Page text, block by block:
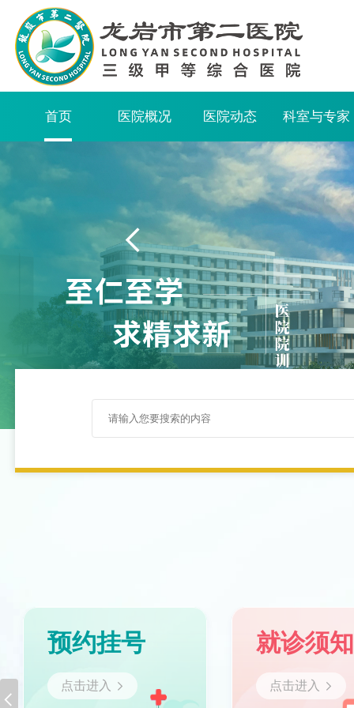
首页 医院概况 医院动态 科室与专家
预约挂号
点击进入
就诊须知
点击进入